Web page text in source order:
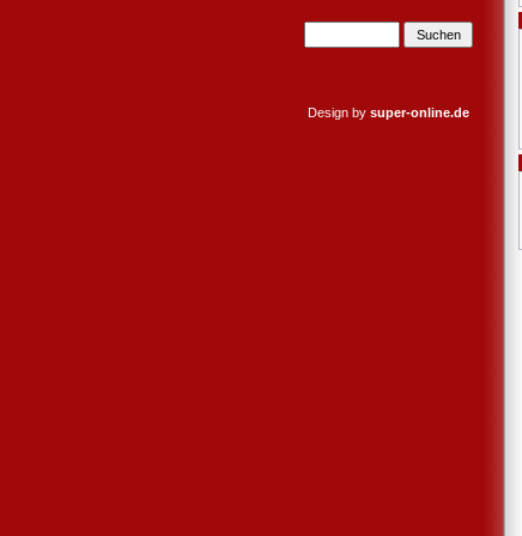
Design by super-online.de